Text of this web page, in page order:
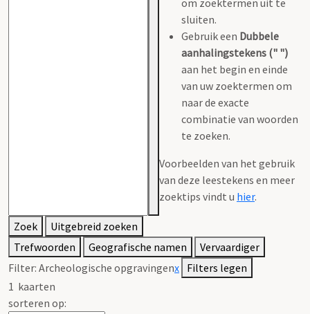
sluiten.
Gebruik een Dubbele
aanhalingstekens (" ")
aan het begin en einde
van uw zoektermen om
naar de exacte
combinatie van woorden
te zoeken.
Voorbeelden van het gebruik
van deze leestekens en meer
zoektips vindt u hier.
Zoek
Uitgebreid zoeken
Trefwoorden
Geografische namen
Vervaardiger
Filter: Archeologische opgravingenx Filters legen
1 kaarten
sorteren op: